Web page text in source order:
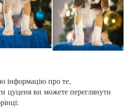
інформацію про те,
цуценя ви можете переглянути